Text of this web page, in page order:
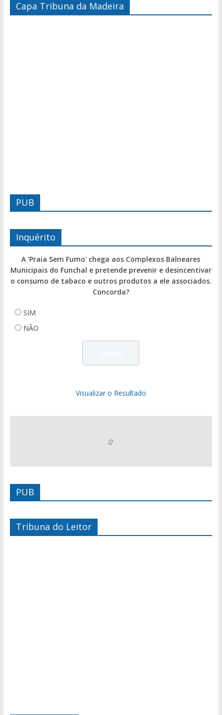
Capa Tribuna da Madeira
PUB
Inquérito
A 'Praia Sem Fumo' chega aos Complexos Balneares
Municipais do Funchal e pretende prevenir e desincentivar
o consumo de tabaco e outros produtos a ele associados.
Concorda?
SIM
NÃO
Visualizar o Resultado
PUB
Tribuna do Leitor